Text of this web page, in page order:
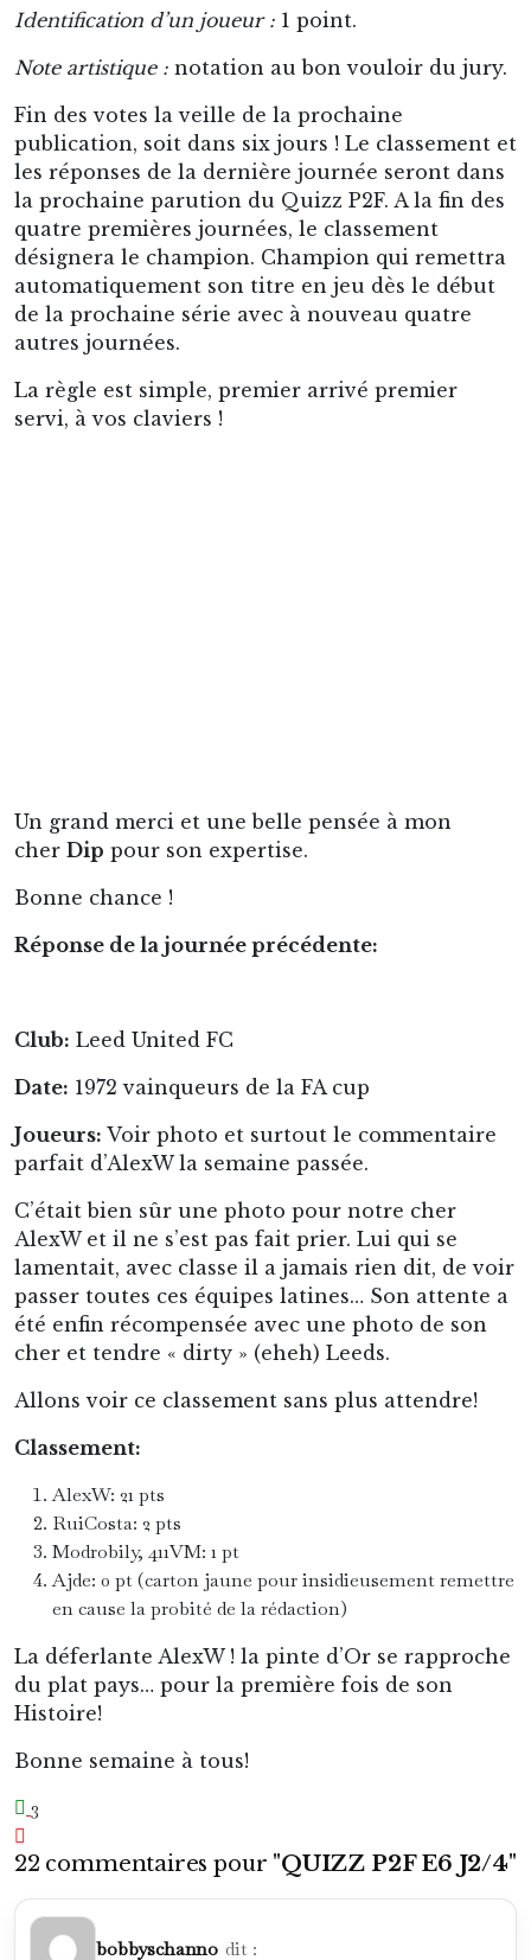
Identification d’un joueur : 1 point.
Note artistique : notation au bon vouloir du jury.
Fin des votes la veille de la prochaine
publication, soit dans six jours ! Le classement et
les réponses de la dernière journée seront dans
la prochaine parution du Quizz P2F. A la fin des
quatre premières journées, le classement
désignera le champion. Champion qui remettra
automatiquement son titre en jeu dès le début
de la prochaine série avec à nouveau quatre
autres journées.
La règle est simple, premier arrivé premier
servi, à vos claviers !
Un grand merci et une belle pensée à mon
cher Dip pour son expertise.
Bonne chance !
Réponse de la journée précédente:
Club: Leed United FC
Date: 1972 vainqueurs de la FA cup
Joueurs: Voir photo et surtout le commentaire
parfait d’AlexW la semaine passée.
C’était bien sûr une photo pour notre cher
AlexW et il ne s’est pas fait prier. Lui qui se
lamentait, avec classe il a jamais rien dit, de voir
passer toutes ces équipes latines… Son attente a
été enfin récompensée avec une photo de son
cher et tendre « dirty » (eheh) Leeds.
Allons voir ce classement sans plus attendre!
Classement:
AlexW: 21 pts
RuiCosta: 2 pts
Modrobily, 411VM: 1 pt
Ajde: 0 pt (carton jaune pour insidieusement remettre
en cause la probité de la rédaction)
La déferlante AlexW ! la pinte d’Or se rapproche
du plat pays… pour la première fois de son
Histoire!
Bonne semaine à tous!
3
22 commentaires pour "QUIZZ P2F E6 J2/4"
bobbyschanno dit :